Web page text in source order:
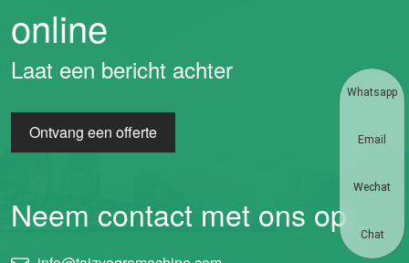
online
Laat een bericht achter
Ontvang een offerte
Neem contact met ons op
Whatsapp
Email
Wechat
Chat